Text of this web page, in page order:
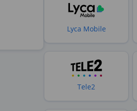
Lyca Mobile
Tele2